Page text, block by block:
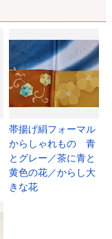
帯揚げ絹フォーマル
からしゃれもの 青
とグレー／茶に青と
黄色の花／からし大
きな花